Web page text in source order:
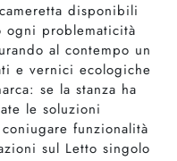
disponibili
ogni problematicità
al contempo un
e vernici ecologiche
se la stanza ha
le soluzioni
funzionalità
sul Letto singolo